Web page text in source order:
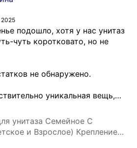
2025
подошло, хотя у нас унитаз
чуть коротковато, но не
не обнаружено.
уникальная вещь,…
унитаза Семейное С
и Взрослое) Крепление
мм, Ширина 362 мм -Уклад